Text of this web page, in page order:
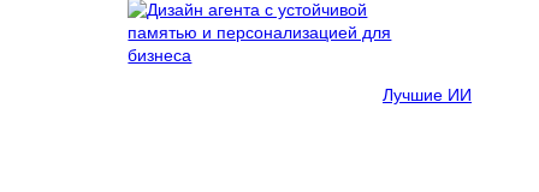
Лучшие ИИ